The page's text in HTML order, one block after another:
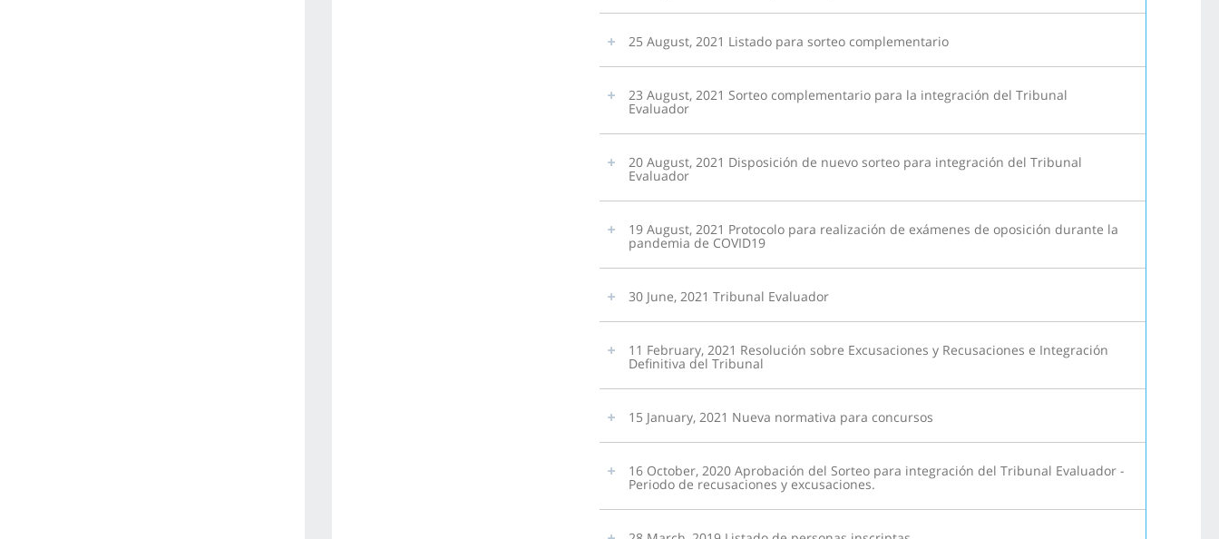
25 August, 2021 Listado para sorteo complementario
23 August, 2021 Sorteo complementario para la integración del Tribunal
Evaluador
20 August, 2021 Disposición de nuevo sorteo para integración del Tribunal
Evaluador
19 August, 2021 Protocolo para realización de exámenes de oposición durante la
pandemia de COVID19
30 June, 2021 Tribunal Evaluador
11 February, 2021 Resolución sobre Excusaciones y Recusaciones e Integración
Definitiva del Tribunal
15 January, 2021 Nueva normativa para concursos
16 October, 2020 Aprobación del Sorteo para integración del Tribunal Evaluador -
Periodo de recusaciones y excusaciones.